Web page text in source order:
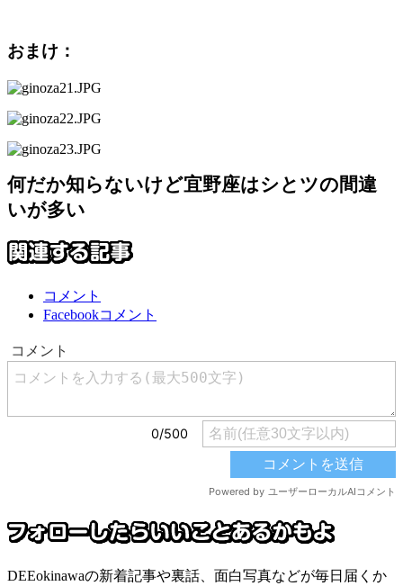
おまけ：
何だか知らないけど宜野座はシとツの間違
いが多い
コメント
Facebookコメント
DEEokinawaの新着記事や裏話、面白写真などが毎日届くか